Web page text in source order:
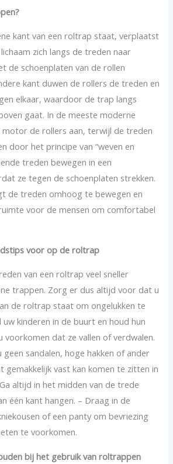
kant van een roltrap staat, verplaatst
zich langs de treden naar
de schoenplaten van de rollen
kant duwen de rollers de treden en
elkaar, waardoor de trap langs
gaat. In de meeste moderne
de rollers aan, terwijl de treden
door het principe van “weven en
treden bewegen in een
ze tegen de schoenplaten strekken.
de treden omhoog te bewegen en
voor de mensen om comfortabel
voor op de roltrap
van een roltrap veel sneller
trappen. Zorg er dus altijd voor dat u
de roltrap staat om ongelukken te
kinderen in de buurt en houd hun
voorkomen dat ze vallen of verdwalen.
sandalen, hoge hakken of ander
gemakkelijk vast kan komen te zitten in
altijd in het midden van de trede
één kant hangen. – Draag in de
of een panty om bevriezing
te voorkomen.
bij het gebruik van roltrappen